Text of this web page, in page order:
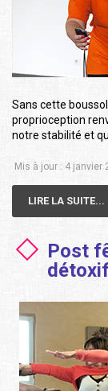
Sans cette
proprioception
notre stabilité et
Mis à jour : 4 janvier
LIRE LA SUITE...
Post